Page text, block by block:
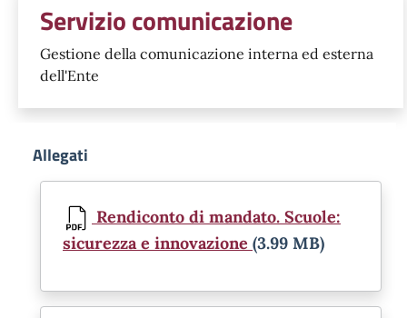
Servizio comunicazione
Gestione della comunicazione interna ed esterna
dell'Ente
Allegati
Rendiconto di mandato. Scuole:
sicurezza e innovazione (3.99 MB)